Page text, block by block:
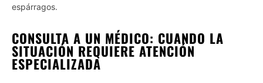
espárragos.
CONSULTA A UN MÉDICO: CUANDO LA
SITUACIÓN REQUIERE ATENCIÓN
ESPECIALIZADA